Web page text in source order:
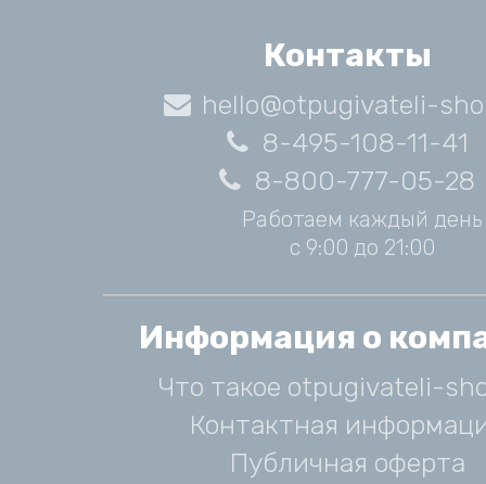
Контакты
hello@otpugivateli-
8-495-108-11-41
8-800-777-05-28
Работаем каждый день
с 9:00 до 21:00
Информация о
Что такое otpugivateli-
Контактная
Публичная оферта